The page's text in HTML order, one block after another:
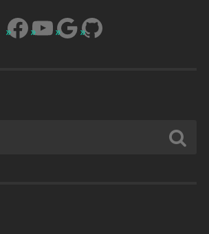
Facebook
YouTube
Google
GitHub